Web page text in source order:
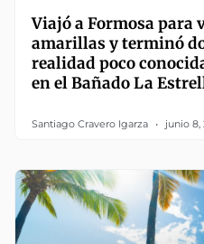
Viajó a Formosa para
amarillas y terminó
realidad poco
en el Bañado La
Santiago Cravero Igarza junio 8,